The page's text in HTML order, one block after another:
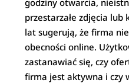
godziny otwarcia,
przestarzałe zdjęcia
lat sugerują, że firma
obecności online.
zastanawiać się, czy
firma jest aktywna i czy